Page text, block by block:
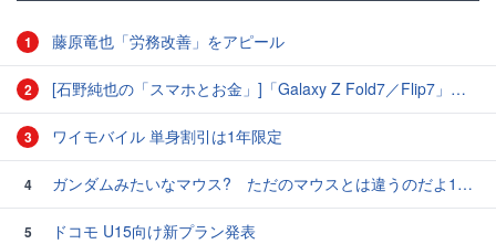
1 藤原竜也「労務改善」をアピール
2 [石野純也の「スマホとお金」]「Galaxy Z Fold7／Flip7」発表、注目したいソフトバンクの価格攻勢
3 ワイモバイル 単身割引は1年限定
4 ガンダムみたいなマウス? ただのマウスとは違うのだよ1944通りの形状に変更できる驚異のマウス
5
ドコモ U15向け新プラン発表